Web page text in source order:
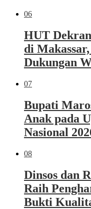
06
HUT
di
Dukungan
07
Bupati
Anak pada
Nasional
08
Dinsos dan
Raih
Bukti